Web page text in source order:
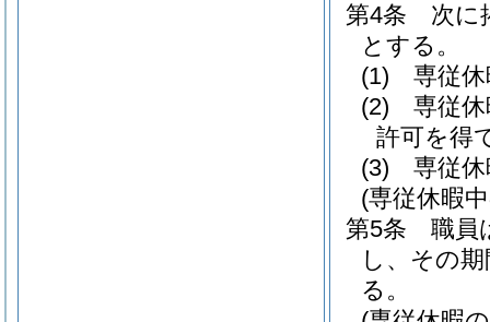
第4条
次に
とする。
(1)
専従
(2)
専従
許可を得
(3)
専従
(専従休暇
第5条
職員
し、その
る。